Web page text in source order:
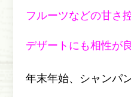
フルーツなどの甘さ
デザートにも相性が
年末年始、シャンパ